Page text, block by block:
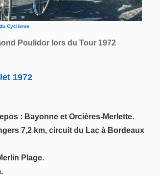
Cyclisme
Poulidor lors du Tour 1972
1972
: Bayonne et Orcières-Merlette.
7,2 km, circuit du Lac à Bordeaux
Plage.